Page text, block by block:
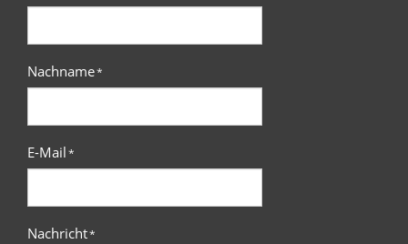
Nachname*
E-Mail*
Nachricht*